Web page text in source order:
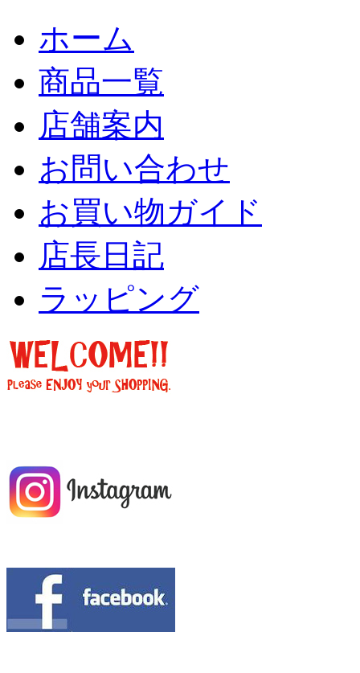
ホーム
商品一覧
店舗案内
お問い合わせ
お買い物ガイド
店長日記
ラッピング